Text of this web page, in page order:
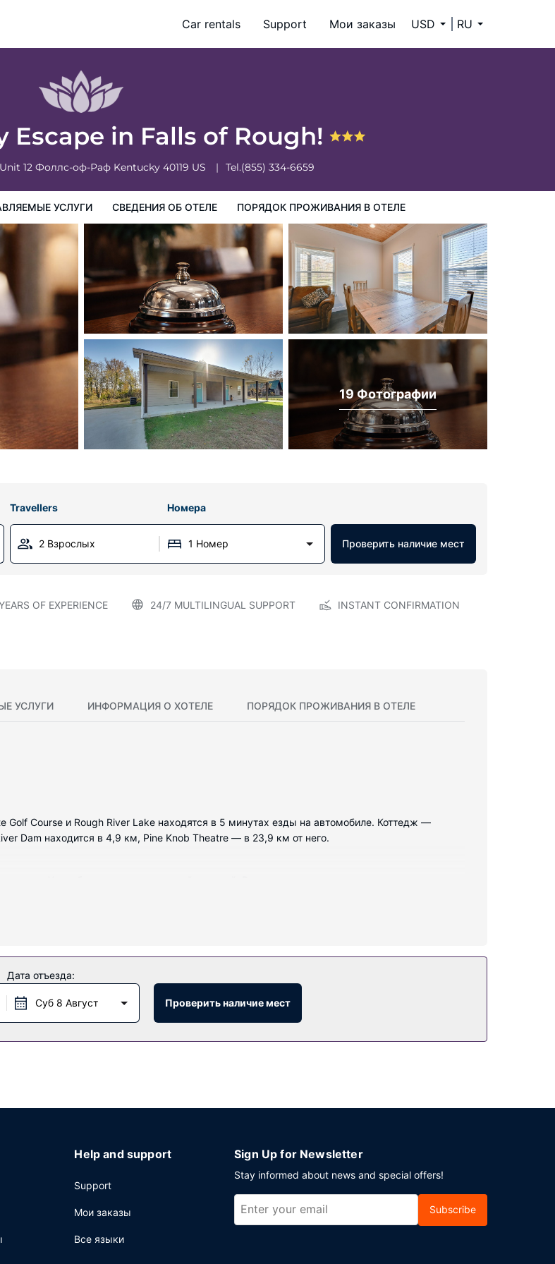
Car rentals Support Мои заказы USD RU
Escape in Falls of Rough!
12 Фоллс-оф-Раф Kentucky 40119 US Tel.(855) 334-6659
УСЛУГИ СВЕДЕНИЯ ОБ ОТЕЛЕ ПОРЯДОК ПРОЖИВАНИЯ В ОТЕЛЕ
Порядок проживания в Отеле
19 Фотографии
Travellers Номера
2 Взрослых 1 Номер Проверить наличие мест
OF EXPERIENCE 24/7 MULTILINGUAL SUPPORT INSTANT CONFIRMATION
УСЛУГИ ИНФОРМАЦИЯ О ХОТЕЛЕ ПОРЯДОК ПРОЖИВАНИЯ В ОТЕЛЕ
Course и Rough River Lake находятся в 5 минутах езды на автомобиле. Коттедж —
Dam находится в 4,9 км, Pine Knob Theatre — в 23,9 км от него.
Дата отъезда:
Суб 8 Август Проверить наличие мест
Help and support
Support
Мои заказы
Все языки
Sign Up for Newsletter
Stay informed about news and special offers!
Subscribe